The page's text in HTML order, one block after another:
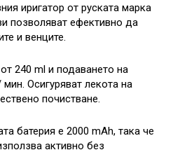
иригатор от руската марка
позволяват ефективно да
и венците.
240 ml и подаването на
Осигуряват лекота на
почистване.
батерия е 2000 mAh, така че
активно без